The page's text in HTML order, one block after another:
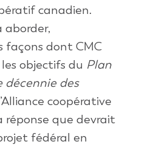
canadien.
aborder,
façons dont CMC
objectifs du Plan
décennie des
coopérative
que devrait
fédéral en